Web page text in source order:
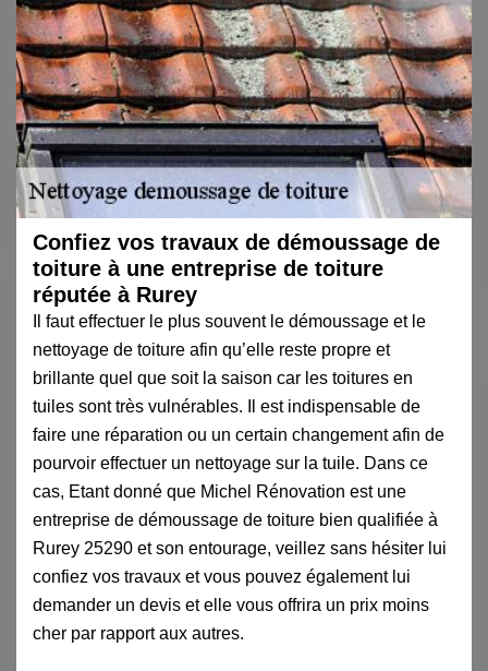
Confiez vos travaux de démoussage de
toiture à une entreprise de toiture
réputée à Rurey
Il faut effectuer le plus souvent le démoussage et le
nettoyage de toiture afin qu’elle reste propre et
brillante quel que soit la saison car les toitures en
tuiles sont très vulnérables. Il est indispensable de
faire une réparation ou un certain changement afin de
pourvoir effectuer un nettoyage sur la tuile. Dans ce
cas, Etant donné que Michel Rénovation est une
entreprise de démoussage de toiture bien qualifiée à
Rurey 25290 et son entourage, veillez sans hésiter lui
confiez vos travaux et vous pouvez également lui
demander un devis et elle vous offrira un prix moins
cher par rapport aux autres.